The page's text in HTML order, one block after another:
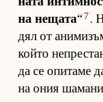
на не­щата“7.
дял от
който
да се опи­таме
на ония